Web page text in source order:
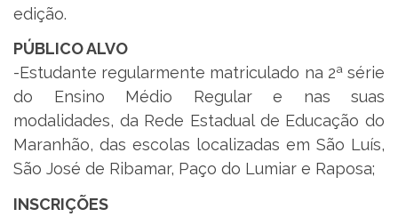
edição.
PÚBLICO ALVO
-Estudante regularmente matriculado na 2ª série
do Ensino Médio Regular e nas suas
modalidades, da Rede Estadual de Educação do
Maranhão, das escolas localizadas em São Luís,
São José de Ribamar, Paço do Lumiar e Raposa;
INSCRIÇÕES